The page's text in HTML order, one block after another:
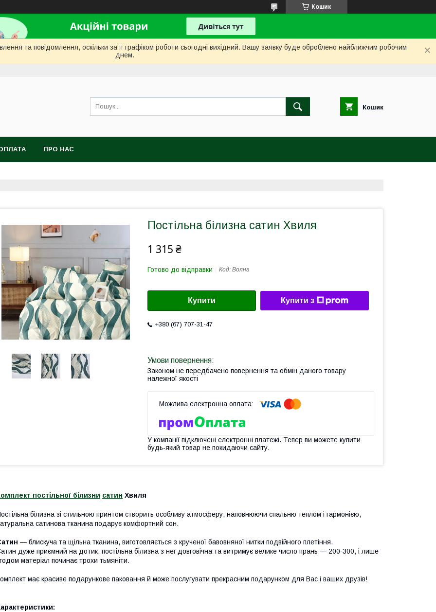
Кошик
та повідомлення, оскільки за її графіком роботи сьогодні вихідний. Вашу заявку буде оброблено найближчим робочим
днем.
Кошик
ПРО НАС
Постільна білизна сатин Хвиля
1 315 ₴
Готово до відправки Код: Волна
Купити Купити з
+380 (67) 707-31-47
Законом не передбачено повернення та обмін даного товару
належної якості
У компанії підключені електронні платежі. Тепер ви можете купити
будь-який товар не покидаючи сайту.
постільної білизни сатин Хвиля
білизна зі стильною принтом створить особливу атмосферу, наповнюючи спальню теплом і гармонією,
сатинова тканина подарує комфортний сон.
— блискуча та щільна тканина, виготовляється з крученої бавовняної нитки подвійного плетіння.
дуже приємний на дотик, постільна білизна з неї довговічна та витримує велике число прань — 200-300, і лише
матеріал починає трохи тьмяніти.
має красиве подарункове паковання й може послугувати прекрасним подарунком для Вас і ваших друзів!